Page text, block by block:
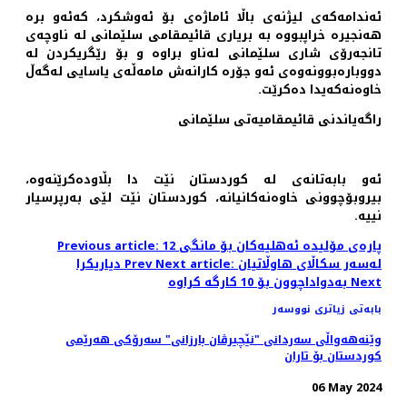
ئه‌ندامه‌كه‌ی لیژنه‌ی باڵا ئاماژه‌ی بۆ ئه‌وشكرد، كه‌ئه‌و بره‌
هه‌نجیره‌ خراپبووه‌ به‌ بریاری قائیمقامی سلێمانی له‌ ناوچه‌ی
تانجه‌رۆی شاری سلێمانی له‌ناو براوه‌ و بۆ رێگریكردن له‌
دووباره‌بوونه‌وه‌ی ئه‌و جۆره‌ كارانه‌ش مامه‌ڵه‌ی یاسایی له‌گه‌ڵ
خاوه‌نه‌كه‌یدا ده‌كرێت.
راگه‌یاندنی قائیمقامیه‌تی سلێمانی
ئه‌و بابه‌تانه‌ی له‌ کوردستان نێت دا بڵاوده‌کرێنه‌وه‌،
بیروبۆچوونی خاوه‌نه‌کانیانه‌، کوردستان نێت لێی به‌رپرسیار
نییه‌.
Previous article: پاره‌ی مۆلیده‌ ئه‌هلیه‌كان بۆ مانگی 12
دیاریكراPrevNext article: له‌سه‌ر سكاڵای هاوڵاتیان
به‌دواداچوون بۆ 10 كارگه‌ كراوه‌Next
بابەتی زیاتری نووسەر
وێنه‌هه‌واڵی سه‌ردانی "نێچیرڤان بارزانی" سەرۆکی هەرێمی
کوردستان بۆ تاران
06 May 2024